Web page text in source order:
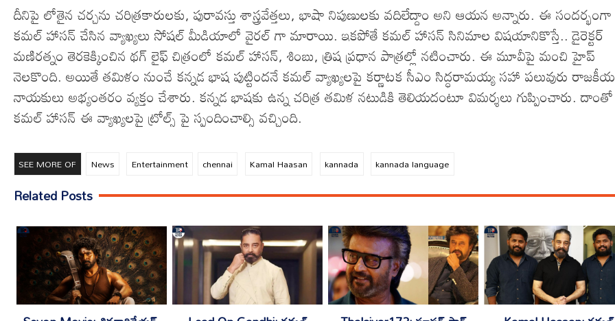
దీనిపై లోతైన చర్చను చరిత్రకారులకు, పురావస్తు శాస్త్రవేత్తలు, భాషా నిపుణులకు వదిలేద్దాం అని ఆయన అన్నారు. ఈ సందర్భంగా
కమల్ హాసన్ చేసిన వ్యాఖ్యలు సోషల్ మీడియాలో వైరల్ గా మారాయి. ఇకపోతే కమల్ హాసన్ సినిమాల విషయానికొస్తే.. డైరెక్టర్
మణిరత్నం తెరకెక్కించిన థగ్ లైఫ్ చిత్రంలో కమల్ హాసన్, శింబు, త్రిష ప్రధాన పాత్రల్లో నటించారు. ఈ మూవీపై మంచి హైప్
నెలకొంది. అయితే తమిళం నుంచే కన్నడ భాష పుట్టిందనే కమల్ వ్యాఖ్యలపై కర్ణాటక సీఎం సిద్ధరామయ్య సహా పలువురు రాజకీయ
నాయకులు అభ్యంతరం వ్యక్తం చేశారు. కన్నడ భాషకు ఉన్న చరిత్ర తమిళ నటుడికి తెలియదంటూ విమర్శలు గుప్పించారు. దాంతో
కమల్ హాసన్ ఈ వ్యాఖ్యలపై ట్రోల్స్ పై స్పందించాల్సి వచ్చింది.
SEE MORE OF News Entertainment chennai Kamal Haasan kannada kannada language
Related Posts